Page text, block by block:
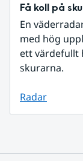
Få koll på
En
med hög
ett värdefullt
skurarna.
Radar